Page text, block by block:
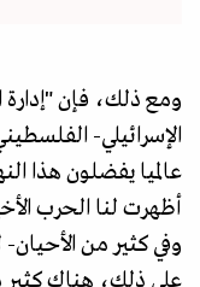
ومع ذلك، فإن
الإسرائيلي-
عالميا يفضلون هذا
أظهرت لنا الحرب
وفي كثير من الأحيان-
على ذلك، هناك كثير